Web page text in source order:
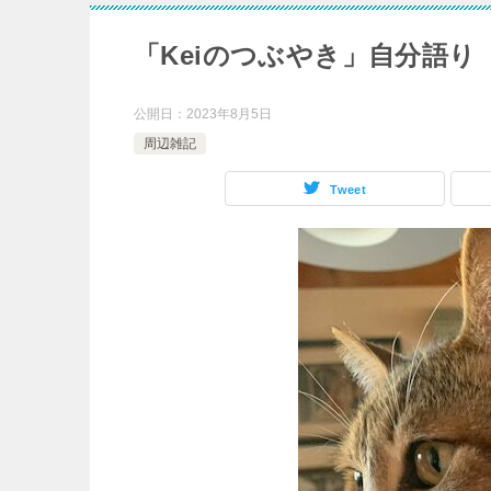
「Keiのつぶやき」自分語り
公開日： 2023年8月5日
周辺雑記
Tweet